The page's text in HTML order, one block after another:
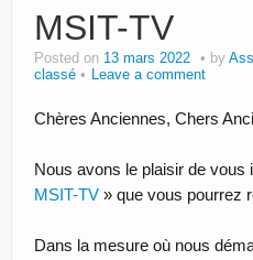
MSIT-TV
Posted on 13 mars 2022 by
classé
Leave a comment
Chères Anciennes, Chers
Nous avons le plaisir de vous
MSIT-TV » que vous pourrez
Dans la mesure où nous